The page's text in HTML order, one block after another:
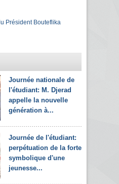
Président Bouteflika
Journée nationale de
l'étudiant: M. Djerad
appelle la nouvelle
génération à...
Journée de l'étudiant:
perpétuation de la forte
symbolique d'une
jeunesse...